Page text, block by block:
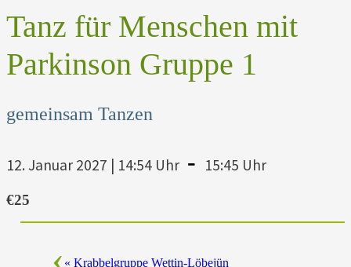
Tanz für Menschen mit
Parkinson Gruppe 1
gemeinsam Tanzen
12. Januar 2027 | 14:54 Uhr - 15:45 Uhr
€25
« Krabbelgruppe Wettin-Löbejün